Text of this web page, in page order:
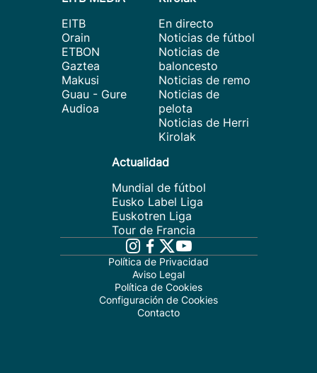
EITB
Orain
ETBON
Gaztea
Makusi
Guau - Gure
Audioa
En directo
Noticias de fútbol
Noticias de
baloncesto
Noticias de remo
Noticias de
pelota
Noticias de Herri
Kirolak
Actualidad
Mundial de fútbol
Eusko Label Liga
Euskotren Liga
Tour de Francia
Política de Privacidad
Aviso Legal
Política de Cookies
Configuración de Cookies
Contacto